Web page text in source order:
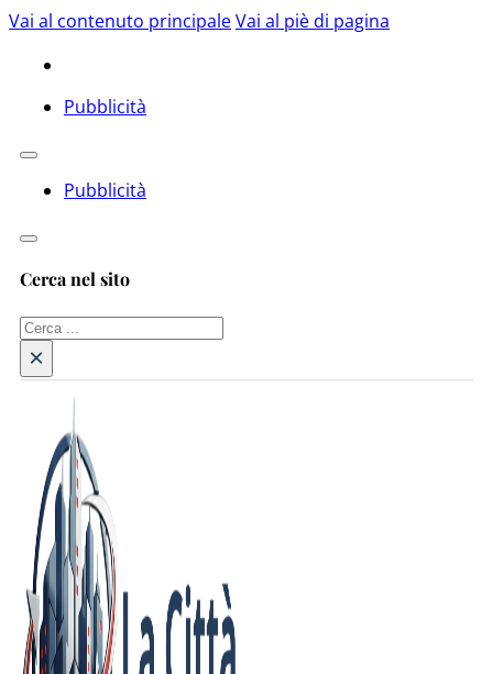
Vai al contenuto principaleVai al piè di pagina
Pubblicità
Pubblicità
Cerca nel sito
Cerca
×